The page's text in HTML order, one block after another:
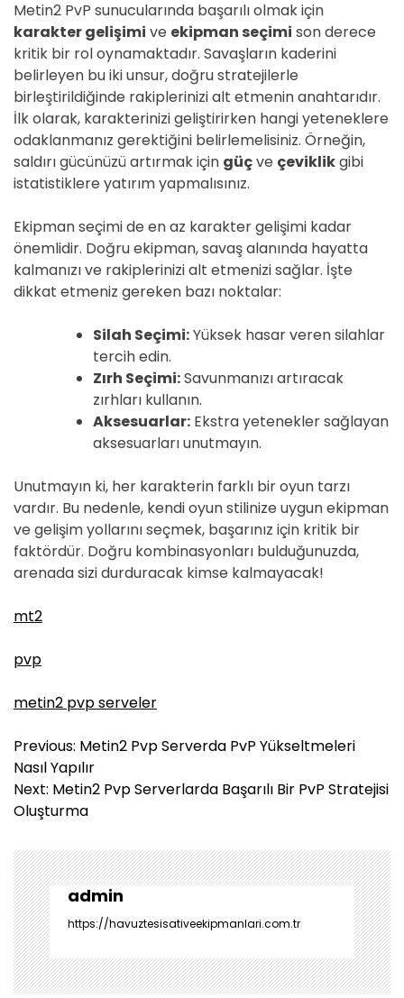
Metin2 PvP sunucularında başarılı olmak için
karakter gelişimi ve ekipman seçimi son derece
kritik bir rol oynamaktadır. Savaşların kaderini
belirleyen bu iki unsur, doğru stratejilerle
birleştirildiğinde rakiplerinizi alt etmenin anahtarıdır.
İlk olarak, karakterinizi geliştirirken hangi yeteneklere
odaklanmanız gerektiğini belirlemelisiniz. Örneğin,
saldırı gücünüzü artırmak için güçve çeviklikgibi
istatistiklere yatırım yapmalısınız.
Ekipman seçimi de en az karakter gelişimi kadar
önemlidir. Doğru ekipman, savaş alanında hayatta
kalmanızı ve rakiplerinizi alt etmenizi sağlar. İşte
dikkat etmeniz gereken bazı noktalar:
Silah Seçimi:Yüksek hasar veren silahlar
tercih edin.
Zırh Seçimi:Savunmanızı artıracak
zırhları kullanın.
Aksesuarlar: Ekstra yetenekler sağlayan
aksesuarları unutmayın.
Unutmayın ki, her karakterin farklı bir oyun tarzı
vardır. Bu nedenle, kendi oyun stilinize uygun ekipman
ve gelişim yollarını seçmek, başarınız için kritik bir
faktördür. Doğru kombinasyonları bulduğunuzda,
arenada sizi durduracak kimse kalmayacak!
mt2
pvp
metin2 pvp serveler
Y
a
z
ı
e
z
i
n
m
e
s
Previous: Metin2 Pvp Serverda PvP Yükseltmeleri
Nasıl Yapılır
Next: Metin2 Pvp Serverlarda Başarılı Bir PvP Stratejisi
Oluşturma
admin
https://havuztesisativeekipmanlari.com.tr